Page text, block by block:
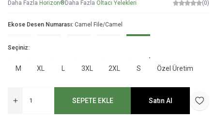
Daha Fazla Horizon® Daha Fazla Oltacı Yelekleri (0)
Ekose Desen Numarası: Camel File/Camel
Seçiniz:
M XL 3XL 2XL S Özel Üretim
SEPETE EKLE Satın Al